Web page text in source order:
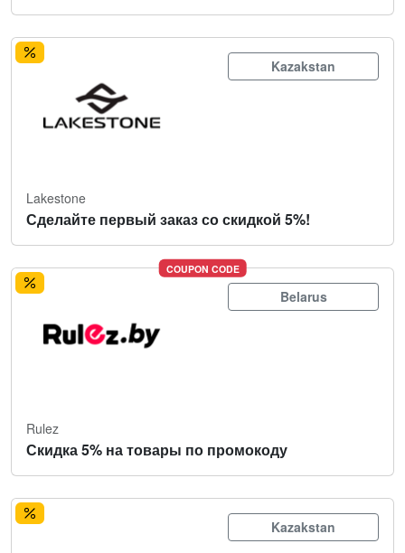
Kazakstan
Lakestone
Сделайте первый заказ со скидкой 5%!
COUPON CODE
Belarus
Rulez
Скидка 5% на товары по промокоду
Kazakstan